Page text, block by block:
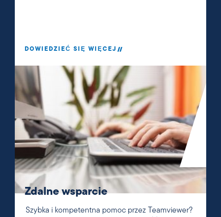
DOWIEDZIEĆ SIĘ WIĘCEJ
Zdalne wsparcie
Szybka i kompetentna pomoc przez Teamviewer?